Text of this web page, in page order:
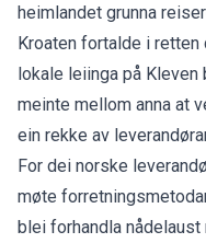
heimlandet grunna
Kroaten fortalde i
lokale leiinga på
meinte mellom anna at
ein rekke av
For dei norske
møte
blei forhandla